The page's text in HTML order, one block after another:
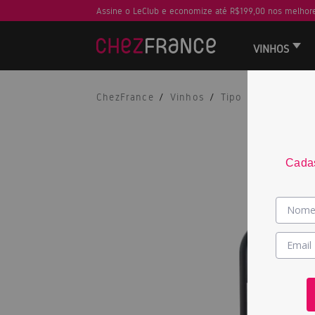
Assine o LeClub e economize até R$199,00 nos
VINHOS
ChezFrance Vinhos Tipo